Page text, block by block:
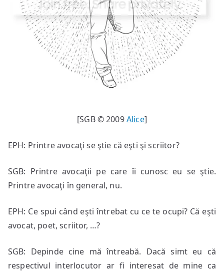
[SGB © 2009Alice]
EPH: Printre avocaţi se ştie că eşti şi scriitor?
SGB: Printre avocaţii pe care îi cunosc eu se ştie.
Printre avocaţi în general, nu.
EPH: Ce spui când eşti întrebat cu ce te ocupi? Că eşti
avocat, poet, scriitor, …?
SGB: Depinde cine mă întreabă. Dacă simt eu că
respectivul interlocutor ar fi interesat de mine ca